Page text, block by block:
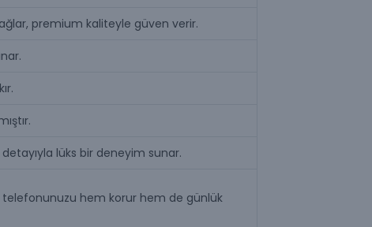
premium kaliteyle güven verir.
lüks bir deneyim sunar.
telefonunuzu hem korur hem de günlük